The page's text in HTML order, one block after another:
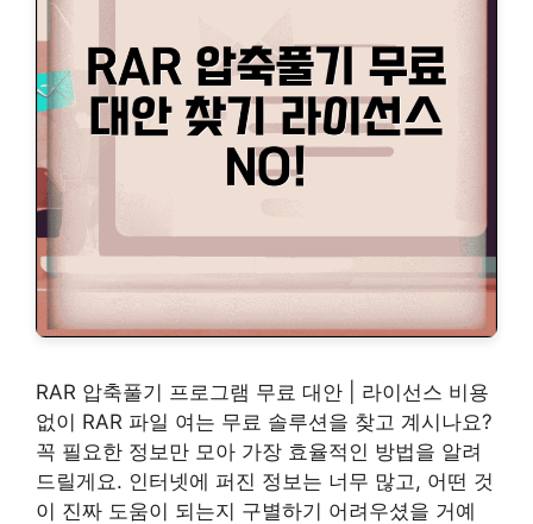
RAR 압축풀기 프로그램 무료 대안 | 라이선스 비용
없이 RAR 파일 여는 무료 솔루션을 찾고 계시나요?
꼭 필요한 정보만 모아 가장 효율적인 방법을 알려
드릴게요. 인터넷에 퍼진 정보는 너무 많고, 어떤 것
이 진짜 도움이 되는지 구별하기 어려우셨을 거예